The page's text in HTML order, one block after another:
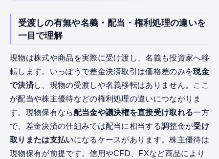
受渡しの有無や名義・配当・権利処理の違いを
一目で理解
現物は株式や商品を実際に受け渡し、名義も投資家へ移
転します。いっぽうで差金決済取引は価格差のみを現金
で決済し、現物の受渡しや名義移転はありません。ここ
が配当や株主優待などの権利処理の違いにつながりま
す。現物保有なら配当金や議決権を直接受け取れる一方
で、差金決済の仕組みでは配当に相当する調整金が受け
取りまたは支払いになるケースがあります。株主優待は
現物保有が前提です。信用やCFD、FXなど商品により